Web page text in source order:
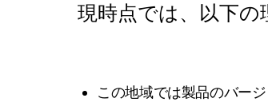
現時点では、以下の
この地域では製品のバー